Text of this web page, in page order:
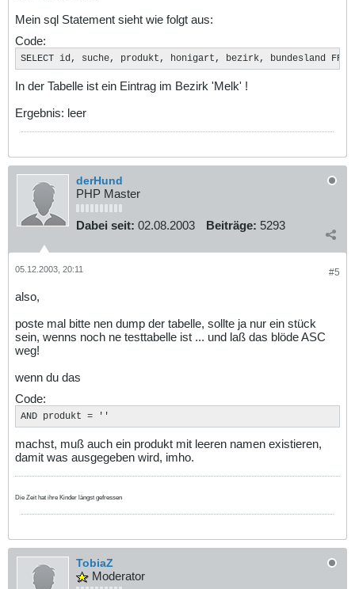
Mein sql Statement sieht wie folgt aus:
Code:
SELECT id, suche, produkt, honigart, bezirk, bundesland
In der Tabelle ist ein Eintrag im Bezirk 'Melk' !
Ergebnis: leer
derHund
PHP Master
Dabei seit: 02.08.2003 Beiträge: 5293
#5
05.12.2003, 20:11
also,
poste mal bitte nen dump der tabelle, sollte ja nur ein stück
sein, wenns noch ne testtabelle ist ... und laß das blöde ASC
weg!
wenn du das
Code:
AND produkt = ''
machst, muß auch ein produkt mit leeren namen existieren,
damit was ausgegeben wird, imho.
Die Zeit hat ihre Kinder längst gefressen
TobiaZ
Moderator